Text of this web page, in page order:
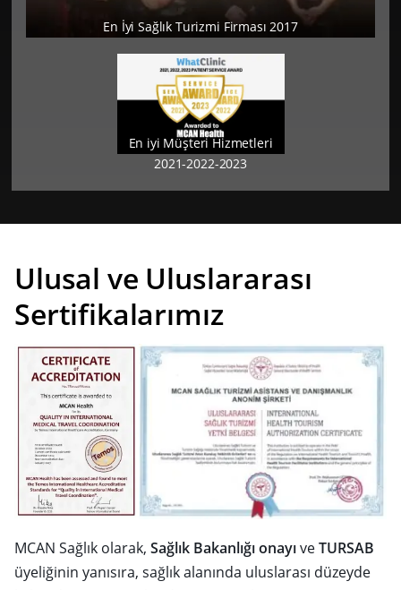
En İyi Sağlık Turizmi Firması 2017
En iyi Müşteri Hizmetleri
2021-2022-2023
Ulusal ve Uluslararası
Sertifikalarımız
MCAN Sağlık olarak, Sağlık Bakanlığı onayıveTURSAB
üyeliğinin yanısıra, sağlık alanında uluslarası düzeyde